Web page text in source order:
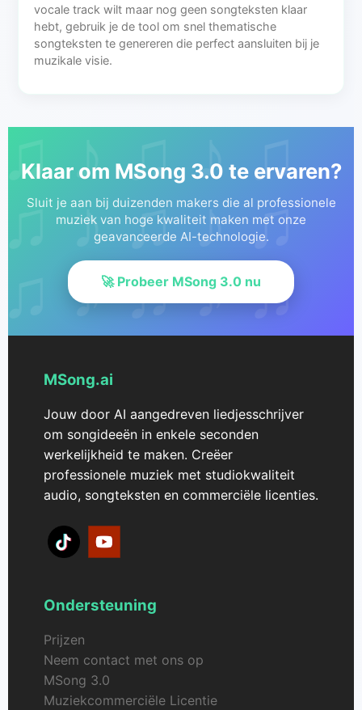
vocale track wilt maar nog geen songteksten klaar
hebt, gebruik je de tool om snel thematische
songteksten te genereren die perfect aansluiten bij je
muzikale visie.
Klaar om MSong 3.0 te ervaren?
Sluit je aan bij duizenden makers die al professionele
muziek van hoge kwaliteit maken met onze
geavanceerde AI-technologie.
🚀 Probeer MSong 3.0 nu
MSong.ai
Jouw door AI aangedreven liedjesschrijver
om songideeën in enkele seconden
werkelijkheid te maken. Creëer
professionele muziek met studiokwaliteit
audio, songteksten en commerciële licenties.
Ondersteuning
Prijzen
Neem contact met ons op
MSong 3.0
Muziekcommerciële Licentie